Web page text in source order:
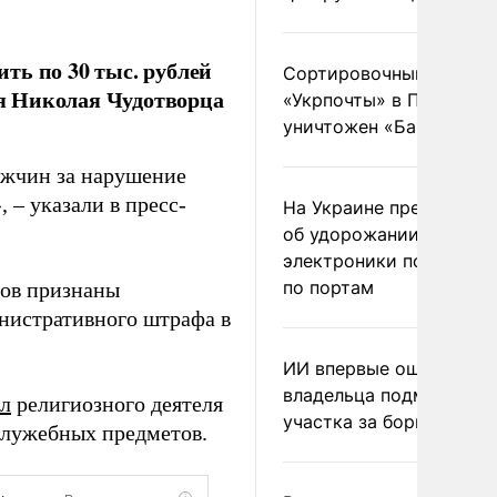
по 30 тыс. рублей
Николая Чудотворца
за нарушение
– указали в пресс-
признаны
штрафа в
религиозного деятеля
предметов.
Сортировочный пункт
«Укрпочты» в
уничтожен
На Украине
об удорожании
электроники после
по портам
ИИ впервые
владельца
участка за борщевик